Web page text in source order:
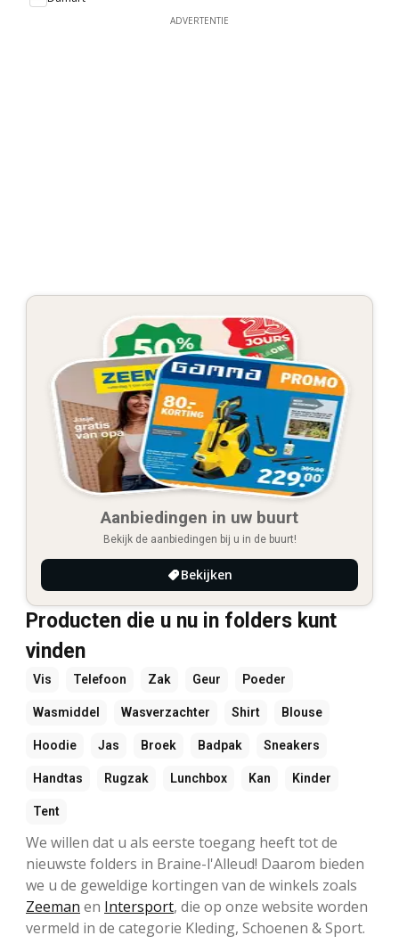
ADVERTENTIE
Aanbiedingen in uw buurt
Bekijk de aanbiedingen bij u in de buurt!
Bekijken
Producten die u nu in folders kunt
vinden
Vis Telefoon Zak Geur Poeder
Wasmiddel Wasverzachter Shirt Blouse
Hoodie Jas Broek Badpak Sneakers
Handtas Rugzak Lunchbox Kan Kinder
Tent
We willen dat u als eerste toegang heeft tot de
nieuwste folders in Braine-l'Alleud! Daarom bieden
we u de geweldige kortingen van de winkels zoals
Zeeman en Intersport, die op onze website worden
vermeld in de categorie Kleding, Schoenen & Sport.